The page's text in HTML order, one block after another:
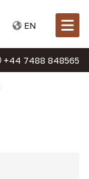
EN
+44 7488 848565